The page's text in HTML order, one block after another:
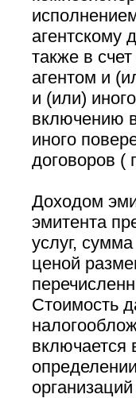
агентскому
также в
агентом и
и (или)
включению
иного
договоров (
Доходом
эмитента
услуг,
ценой
Стоимость
включается